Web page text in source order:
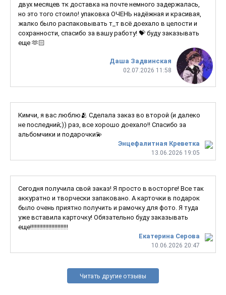
Даша Задвинская
02.07.2026 11:58
двух месяцев тк доставка на почте немного задержалась,
но это того стоило! упаковка ОЧЕНЬ надёжная и красивая,
жалко было распаковывать т_т всё доехало в целости и
сохранности, спасибо за вашу работу! 💝 буду заказывать
еще 🫶🏻
Энцефалитная Креветка
13.06.2026 19:05
Кимчи, я вас люблю🫂 Сделала заказ во второй (и далеко
не последний;)) раз, все хорошо доехало!! Спасибо за
альбомчики и подарочки💫
Екатерина Серова
10.06.2026 20:47
Сегодня получила свой заказ! Я просто в восторге! Все так
аккуратно и творчески запаковано. А карточки в подарок
было очень приятно получить и рамочку для фото. Я туда
уже вставила карточку! Обязательно буду заказывать
еще!!!!!!!!!!!!!!!!!!!!!!!!!
Читать другие отзывы